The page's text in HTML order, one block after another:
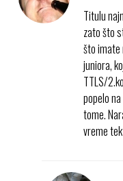
Titulu
zato što
što imate
juniora,
TTLS/
popelo
tome.
vreme